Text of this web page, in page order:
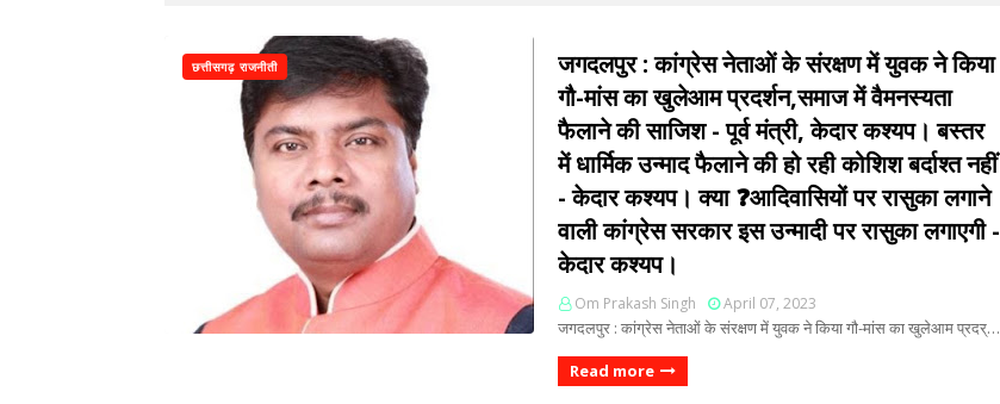
छत्तीसगढ़ राजनीती
जगदलपुर : कांग्रेस नेताओं के संरक्षण में युवक ने किया
गौ-मांस का खुलेआम प्रदर्शन,समाज में वैमनस्यता
फैलाने की साजिश - पूर्व मंत्री, केदार कश्यप। बस्तर
में धार्मिक उन्माद फैलाने की हो रही कोशिश बर्दाश्त नहीं
- केदार कश्यप। क्या ❓आदिवासियों पर रासुका लगाने
वाली कांग्रेस सरकार इस उन्मादी पर रासुका लगाएगी -
केदार कश्यप।
Om Prakash Singh April 07, 2023
जगदलपुर : कांग्रेस नेताओं के संरक्षण में युवक ने किया गौ-मांस का खुलेआम प्रदर्…
Read more